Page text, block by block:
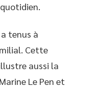
tenus à
Cette
aussi la
Le Pen et